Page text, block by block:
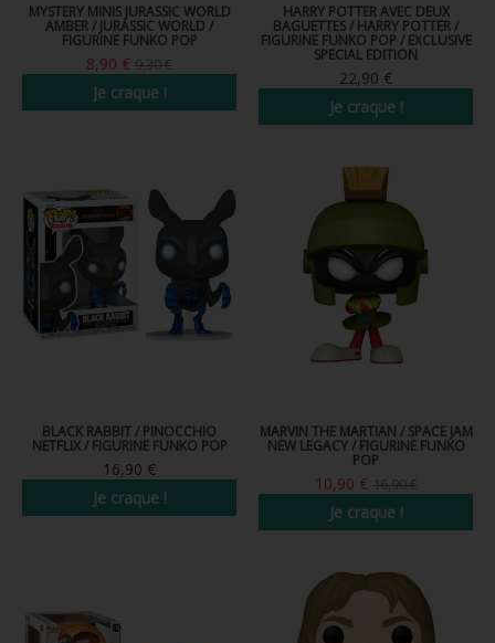
MYSTERY MINIS JURASSIC WORLD
AMBER / JURASSIC WORLD /
FIGURINE FUNKO POP
8,90 € 9,30 €
Je craque !
HARRY POTTER AVEC DEUX
BAGUETTES / HARRY POTTER /
FIGURINE FUNKO POP / EXCLUSIVE
SPECIAL EDITION
22,90 €
Je craque !
BLACK RABBIT / PINOCCHIO
NETFLIX / FIGURINE FUNKO POP
16,90 €
Je craque !
MARVIN THE MARTIAN / SPACE JAM
NEW LEGACY / FIGURINE FUNKO
POP
10,90 € 16,90 €
Je craque !